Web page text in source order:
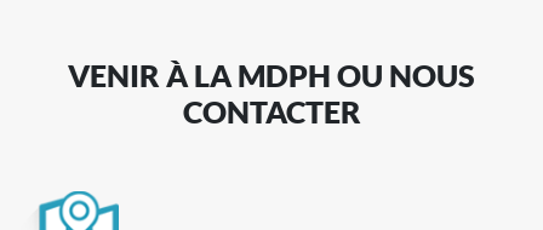
VENIR À LA MDPH OU NOUS
CONTACTER